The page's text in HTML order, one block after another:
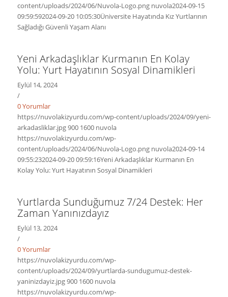
content/uploads/2024/06/Nuvola-Logo.png nuvola2024-09-15
09:59:592024-09-20 10:05:30Üniversite Hayatında Kız Yurtlarının
Sağladığı Güvenli Yaşam Alanı
Yeni Arkadaşlıklar Kurmanın En Kolay
Yolu: Yurt Hayatının Sosyal Dinamikleri
Eylül 14, 2024
/
0 Yorumlar
https://nuvolakizyurdu.com/wp-content/uploads/2024/09/yeni-
arkadasliklar.jpg900 1600 nuvola
https://nuvolakizyurdu.com/wp-
content/uploads/2024/06/Nuvola-Logo.png nuvola2024-09-14
09:55:232024-09-20 09:59:16Yeni Arkadaşlıklar Kurmanın En
Kolay Yolu: Yurt Hayatının Sosyal Dinamikleri
Yurtlarda Sunduğumuz 7/24 Destek: Her
Zaman Yanınızdayız
Eylül 13, 2024
/
0 Yorumlar
https://nuvolakizyurdu.com/wp-
content/uploads/2024/09/yurtlarda-sundugumuz-destek-
yaninizdayiz.jpg900 1600 nuvola
https://nuvolakizyurdu.com/wp-